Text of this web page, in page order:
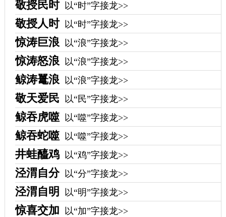
敬授民时 以“时”字接龙>>
敬授人时 以“时”字接龙>>
惊涛巨浪 以“浪”字接龙>>
惊涛怒浪 以“浪”字接龙>>
鲸涛鼍浪 以“浪”字接龙>>
敬天爱民 以“民”字接龙>>
鲸吞虎噬 以“噬”字接龙>>
鲸吞蛇噬 以“噬”字接龙>>
井蛙醯鸡 以“鸡”字接龙>>
泾渭自分 以“分”字接龙>>
泾渭自明 以“明”字接龙>>
惊喜交加 以“加”字接龙>>